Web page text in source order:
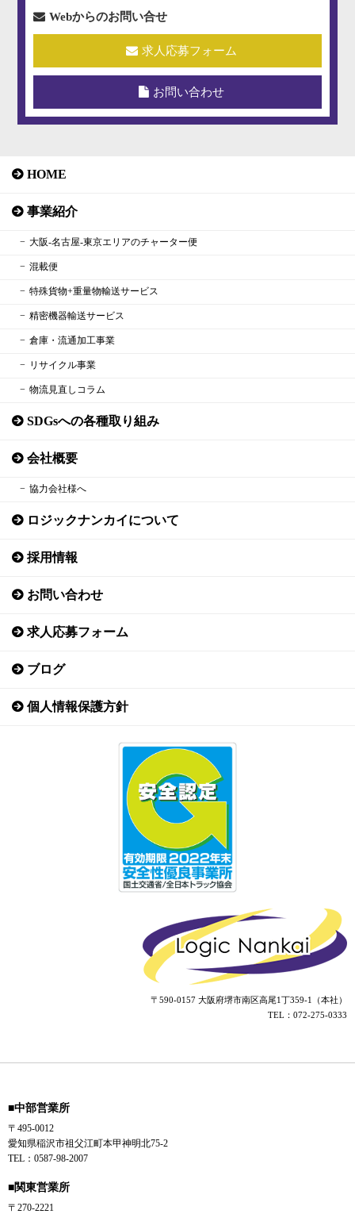
Webからのお問い合せ
求人応募フォーム
お問い合わせ
HOME
事業紹介
大阪‐名古屋‐東京エリアのチャーター便
混載便
特殊貨物+重量物輸送サービス
精密機器輸送サービス
倉庫・流通加工事業
リサイクル事業
物流見直しコラム
SDGsへの各種取り組み
会社概要
協力会社様へ
ロジックナンカイについて
採用情報
お問い合わせ
求人応募フォーム
ブログ
個人情報保護方針
〒590-0157 大阪府堺市南区高尾1丁359-1（本社）
TEL：072-275-0333
■中部営業所
〒495-0012
愛知県稲沢市祖父江町本甲神明北75-2
TEL：0587-98-2007
■関東営業所
〒270-2221